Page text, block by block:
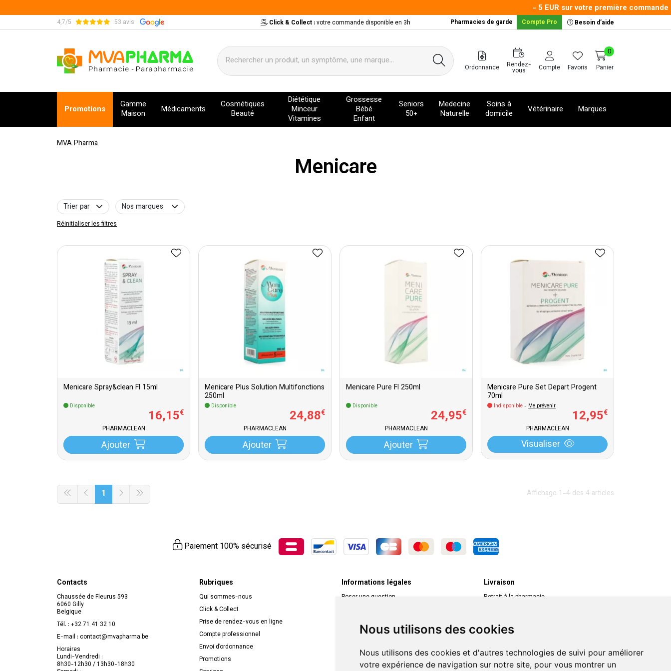
Nous utilisons des cookies
Nous utilisons des cookies et d'autres technologies de suivi pour améliorer
votre expérience de navigation sur notre site, pour vous montrer un
- 5 EUR sur votre première commande
4,7/5 53 avis Click & Collect :votre commande disponible en 3h Pharmacies de garde Compte Pro Besoin d’aide
MVA Pharma Votre pharmacie en ligne à votre service Ordonnance Rendez-
vous Compte Favoris Panier
0
Promotions
Gamme
Maison
Médicaments
Cosmétiques
Beauté
Diététique
Minceur
Vitamines
Grossesse
Bébé
Enfant
Seniors
50+
Medecine
Naturelle
Soins à
domicile
Vétérinaire Marques
MVA Pharma
Menicare
Trier par Nos marques
Réinitialiser les filtres
Menicare Spray&clean Fl 15ml
Disponible
16,15€
PHARMACLEAN
Ajouter
Menicare Plus Solution Multifonctions
250ml
Disponible
24,88€
PHARMACLEAN
Ajouter
Menicare Pure Fl 250ml
Disponible
24,95€
PHARMACLEAN
Ajouter
Menicare Pure Set Depart Progent
70ml
Indisponible - Me prévenir
12,95€
PHARMACLEAN
Visualiser
Affichage 1-4 des 4 articles
1
Paiement 100% sécurisé
Contacts
Chaussée de Fleurus 593
6060 Gilly
Belgique
Tél. : +32 71 41 32 10
E-mail : contact@mvapharma.be
Horaires
Lundi-Vendredi :
8h30-12h30 / 13h30-18h30
Rubriques
Qui sommes-nous
Click & Collect
Prise de rendez-vous en ligne
Compte professionnel
Envoi d’ordonnance
Promotions
Informations légales
Poser une question
Livraison
Retrait à la pharmacie
Livraison dans un Point Relais